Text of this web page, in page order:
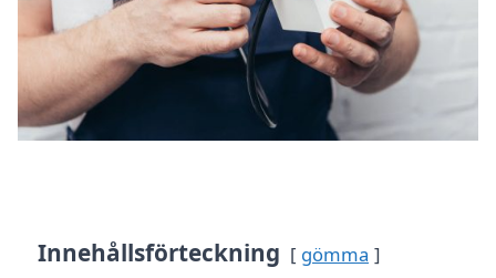
Innehållsförteckning gömma